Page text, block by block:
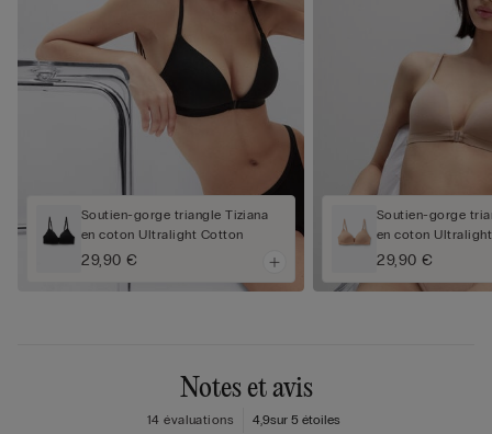
Soutien-gorge triangle Tiziana
en coton Ultralight Cotton
29,90 €
Soutien-gorge
en coton
29,90 €
Notes et avis
4,9sur 5 étoiles
14 évaluations